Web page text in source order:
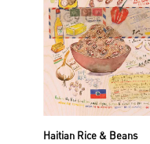
Haitian Rice & Beans